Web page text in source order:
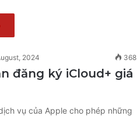
2024 368
đăng ký iCloud+ giá
vụ của Apple cho phép những